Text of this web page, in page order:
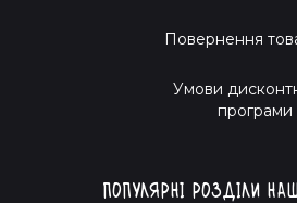
Повернення
Умови
програми
Популярні розділи